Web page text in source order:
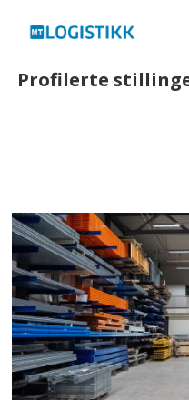
Profilerte